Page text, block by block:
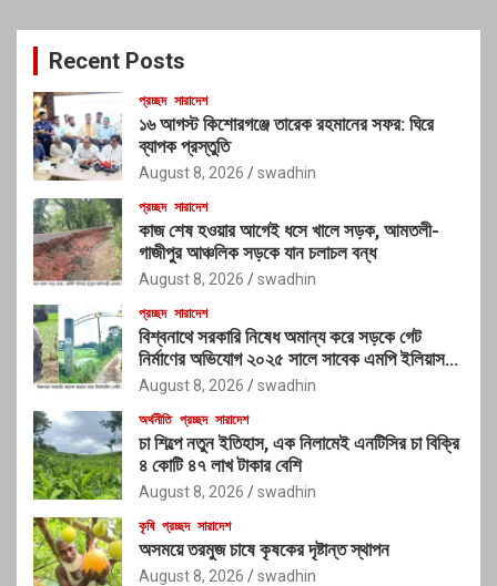
c
Recent Posts
প্রচ্ছদ সারাদেশ
১৬ আগস্ট কিশোরগঞ্জে তারেক রহমানের সফর: ঘিরে
ব্যাপক প্রস্তুতি
August 8, 2026 swadhin
প্রচ্ছদ সারাদেশ
কাজ শেষ হওয়ার আগেই ধসে খালে সড়ক, আমতলী-
গাজীপুর আঞ্চলিক সড়কে যান চলাচল বন্ধ
August 8, 2026 swadhin
প্রচ্ছদ সারাদেশ
বিশ্বনাথে সরকারি নিষেধ অমান্য করে সড়কে গেট
নির্মাণের অভিযোগ ২০২৫ সালে সাবেক এমপি ইলিয়াস
আলীর নামে নামফলক স্থাপনের অভিযোগ
August 8, 2026 swadhin
অর্থনীতি প্রচ্ছদ সারাদেশ
চা শিল্পে নতুন ইতিহাস, এক নিলামেই এনটিসির চা বিক্রি
৪ কোটি ৪৭ লাখ টাকার বেশি
August 8, 2026 swadhin
কৃষি প্রচ্ছদ সারাদেশ
অসময়ে তরমুজ চাষে কৃষকের দৃষ্টান্ত স্থাপন
August 8, 2026 swadhin